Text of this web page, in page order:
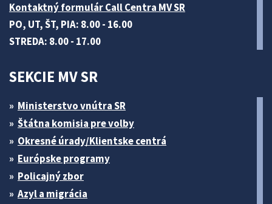
Kontaktný formulár Call Centra MV SR
PO, UT, ŠT, PIA: 8.00 - 16.00
STREDA: 8.00 - 17.00
SEKCIE MV SR
Ministerstvo vnútra SR
Štátna komisia pre volby
Okresné úrady/Klientske centrá
Európske programy
Policajný zbor
Azyl a migrácia